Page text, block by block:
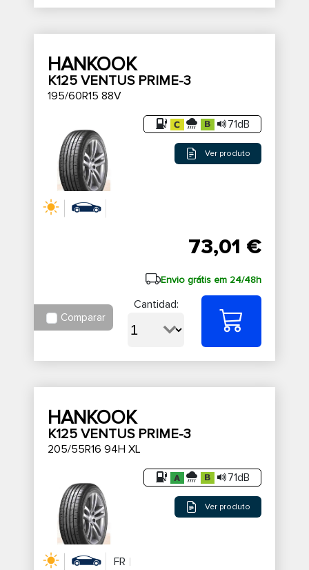
HANKOOK
K125 VENTUS PRIME-3
195/60R15 88V
71dB
Ver produto
73,01 €
Envio grátis em 24/48h
Comparar
Cantidad:
HANKOOK
K125 VENTUS PRIME-3
205/55R16 94H XL
71dB
Ver produto
FR